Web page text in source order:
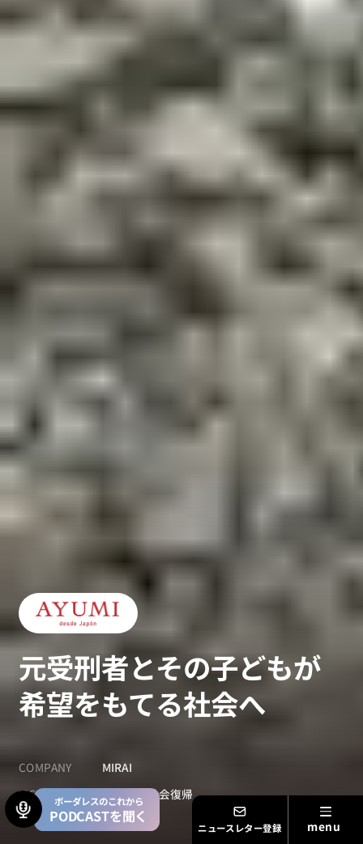
ニュースレター登録
ボーダレスのこれから
PODCASTを聞く
元受刑者とその子どもが
希望をもてる社会へ
COMPANY
MIRAI
ISSUE
受刑者の社会復帰